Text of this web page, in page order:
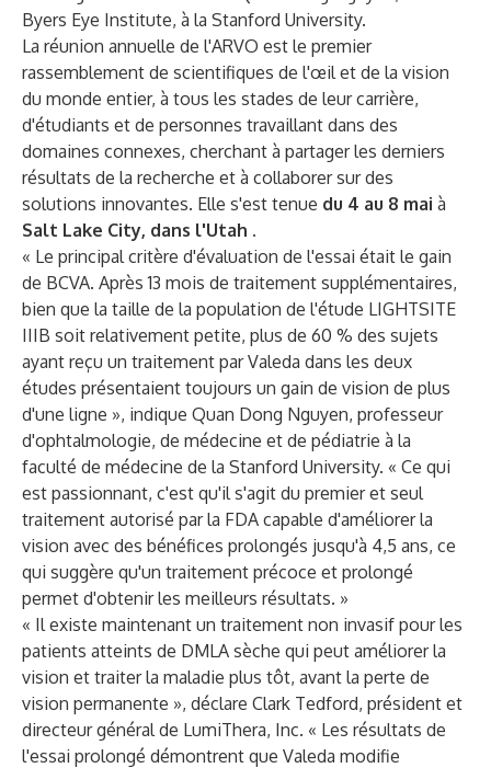
Byers Eye Institute, à la Stanford University.
La réunion annuelle de l'ARVO est le premier
rassemblement de scientifiques de l'œil et de la vision
du monde entier, à tous les stades de leur carrière,
d'étudiants et de personnes travaillant dans des
domaines connexes, cherchant à partager les derniers
résultats de la recherche et à collaborer sur des
solutions innovantes. Elle s'est tenue du 4 au 8 mai à
Salt Lake City, dans l'Utah .
« Le principal critère d'évaluation de l'essai était le gain
de BCVA. Après 13 mois de traitement supplémentaires,
bien que la taille de la population de l'étude LIGHTSITE
IIIB soit relativement petite, plus de 60 % des sujets
ayant reçu un traitement par Valeda dans les deux
études présentaient toujours un gain de vision de plus
d'une ligne », indique Quan Dong Nguyen, professeur
d'ophtalmologie, de médecine et de pédiatrie à la
faculté de médecine de la Stanford University. « Ce qui
est passionnant, c'est qu'il s'agit du premier et seul
traitement autorisé par la FDA capable d'améliorer la
vision avec des bénéfices prolongés jusqu'à 4,5 ans, ce
qui suggère qu'un traitement précoce et prolongé
permet d'obtenir les meilleurs résultats. »
« Il existe maintenant un traitement non invasif pour les
patients atteints de DMLA sèche qui peut améliorer la
vision et traiter la maladie plus tôt, avant la perte de
vision permanente », déclare Clark Tedford, président et
directeur général de LumiThera, Inc. « Les résultats de
l'essai prolongé démontrent que Valeda modifie